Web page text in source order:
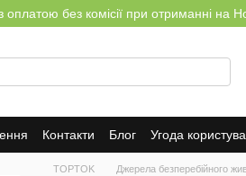
без комісії при отриманні на
Контакти Блог Угода
TOPTOK Джерела безперебійного